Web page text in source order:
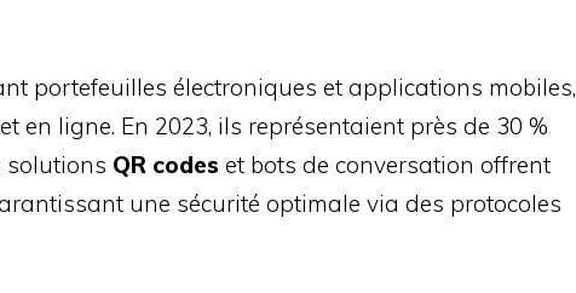
portefeuilles électroniques et applications mobiles,
en ligne. En 2023, ils représentaient près de 30 %
solutions QR codes et bots de conversation offrent
une sécurité optimale via des protocoles